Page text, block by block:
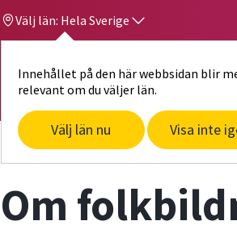
Välj län: Hela Sverige
Innehållet på den här webbsidan blir
relevant om du väljer län.
Välj län nu Visa inte
Gå till studiefrämjandets
Start För cirkelledare Om
Om